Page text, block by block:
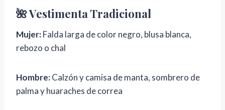
🌺 Vestimenta Tradicional
Mujer:Falda larga de color negro, blusa blanca,
rebozo o chal
Hombre:Calzón y camisa de manta, sombrero de
palma y huaraches de correa